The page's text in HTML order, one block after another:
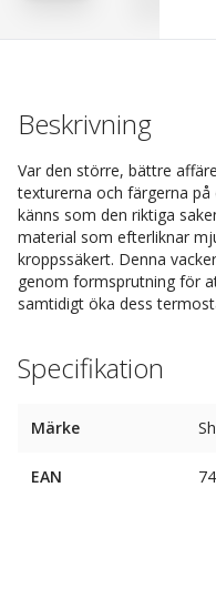
Beskrivning
Var den större, bättre
texturerna och färgerna
känns som den riktiga
material som efterliknar
kroppssäkert. Denna
genom formsprutning för
samtidigt öka dess
Specifikation
Märke
EAN